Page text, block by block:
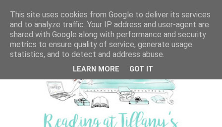
This site uses cookies from Google to deliver its services
and to analyze traffic. Your IP address and user-agent are
shared with Google along with performance and security
metrics to ensure quality of service, generate usage
statistics, and to detect and address abuse.
LEARN MORE GOT IT